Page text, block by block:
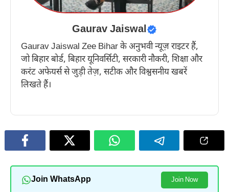
Gaurav Jaiswal
Gaurav Jaiswal Zee Bihar के अनुभवी न्यूज़ राइटर हैं,
जो बिहार बोर्ड, बिहार यूनिवर्सिटी, सरकारी नौकरी, शिक्षा और
करंट अफेयर्स से जुड़ी तेज़, सटीक और विश्वसनीय खबरें
लिखते हैं।
Join WhatsApp Join Now